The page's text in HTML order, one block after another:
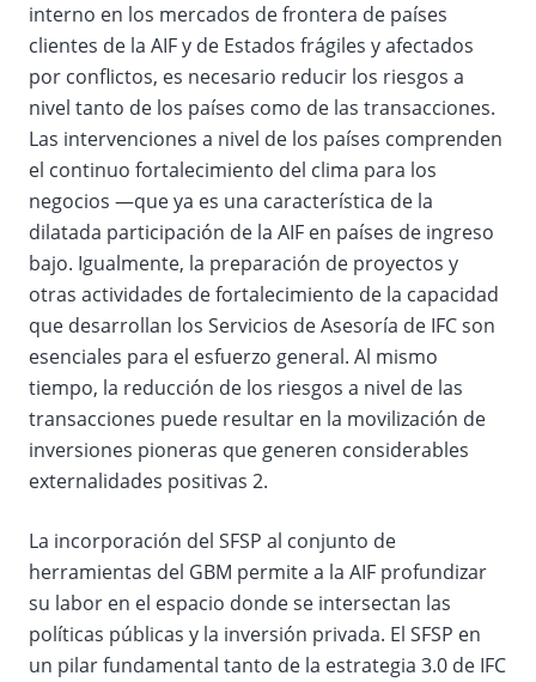
interno en los mercados de frontera de países
clientes de la AIF y de Estados frágiles y afectados
por conflictos, es necesario reducir los riesgos a
nivel tanto de los países como de las transacciones.
Las intervenciones a nivel de los países comprenden
el continuo fortalecimiento del clima para los
negocios —que ya es una característica de la
dilatada participación de la AIF en países de ingreso
bajo. Igualmente, la preparación de proyectos y
otras actividades de fortalecimiento de la capacidad
que desarrollan los Servicios de Asesoría de IFC son
esenciales para el esfuerzo general. Al mismo
tiempo, la reducción de los riesgos a nivel de las
transacciones puede resultar en la movilización de
inversiones pioneras que generen considerables
externalidades positivas 2.
La incorporación del SFSP al conjunto de
herramientas del GBM permite a la AIF profundizar
su labor en el espacio donde se intersectan las
políticas públicas y la inversión privada. El SFSP en
un pilar fundamental tanto de la estrategia 3.0 de IFC